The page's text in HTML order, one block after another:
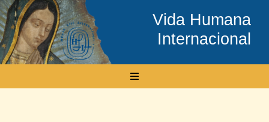
Skip
to
content
Vida Humana
Internacional
Toggle